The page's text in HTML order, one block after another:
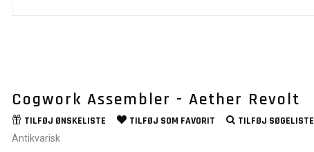
Cogwork Assembler - Aether Revolt
TILFØJ ØNSKELISTE TILFØJ SOM FAVORIT TILFØJ SØGELISTE
Antikvarisk